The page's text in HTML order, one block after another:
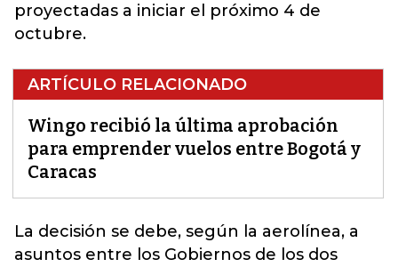
proyectadas a iniciar el próximo 4 de
octubre.
ARTÍCULO RELACIONADO
Wingo recibió la última aprobación
para emprender vuelos entre Bogotá y
Caracas
La decisión se debe, según la aerolínea, a
asuntos entre los Gobiernos de los dos